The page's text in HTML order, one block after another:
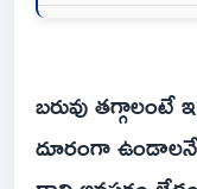
బరువు తగ్గాలంటే
దూరంగా